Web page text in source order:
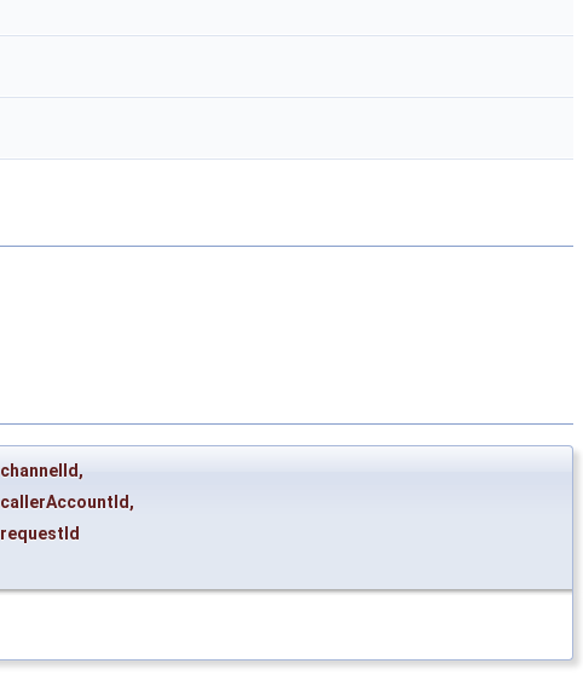
channelId,
callerAccountId,
requestId